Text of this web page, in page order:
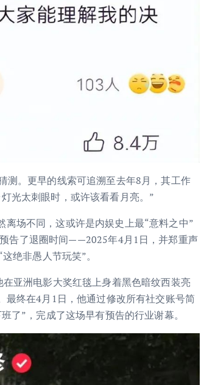
测。更早的线索可追溯至去年8月，其工作
光太刺眼时，或许该看看月亮。”
场不同，这或许是内娱史上最“意料之中”
告了退圈时间——2025年4月1日，并郑重声
绝非愚人节玩笑”。
亚洲电影大奖红毯上身着黑色暗纹西装亮
终在4月1日，他通过修改所有社交账号简
了”，完成了这场早有预告的行业谢幕。